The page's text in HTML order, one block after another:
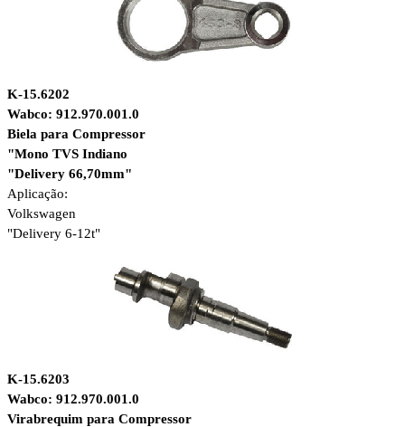
K-15.6202
Wabco: 912.970.001.0
Biela para Compressor
"Mono TVS Indiano
"Delivery 66,70mm"
Aplicação:
Volkswagen
"Delivery 6-12t"
K-15.6203
Wabco: 912.970.001.0
Virabrequim para Compressor